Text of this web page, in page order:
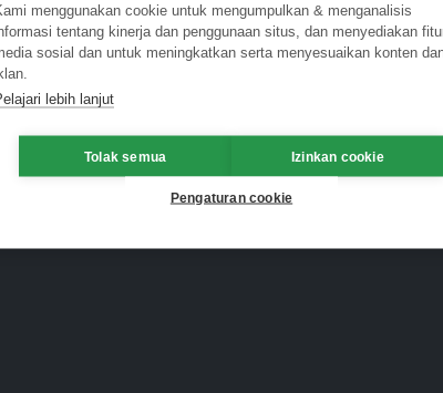
menggunakan cookie untuk mengumpulkan & menganalisis
tentang kinerja dan penggunaan situs, dan menyediakan
sosial dan untuk meningkatkan serta menyesuaikan konten
lebih lanjut
Tolak semua Izinkan cookie
Pengaturan cookie